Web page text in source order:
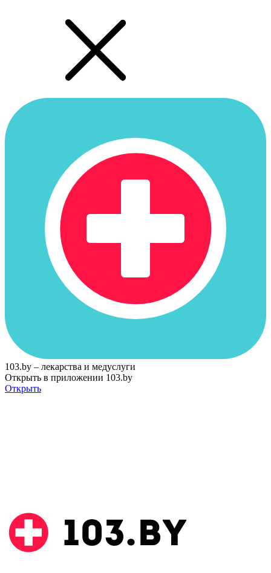
103.by – лекарства и медуслуги
Открыть в приложении 103.by
Открыть